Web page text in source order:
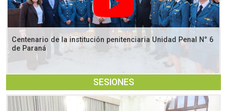
Centenario de la institución penitenciaria Unidad Penal N° 6
de Paraná
SESIONES